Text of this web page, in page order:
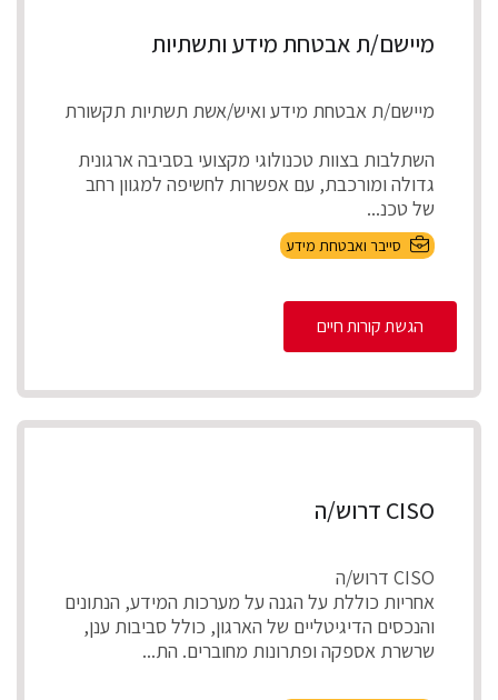
מיישם/ת אבטחת מידע ותשתיות
מיישם/ת אבטחת מידע ואיש/אשת תשתיות תקשורת
השתלבות בצוות טכנולוגי מקצועי בסביבה ארגונית
גדולה ומורכבת, עם אפשרות לחשיפה למגוון רחב
של טכנ...
סייבר ואבטחת מידע
הגשת קורות חיים
CISO דרוש/ה
CISO דרוש/ה
אחריות כוללת על הגנה על מערכות המידע, הנתונים
והנכסים הדיגיטליים של הארגון, כולל סביבות ענן,
שרשרת אספקה ופתרונות מחוברים. הת...